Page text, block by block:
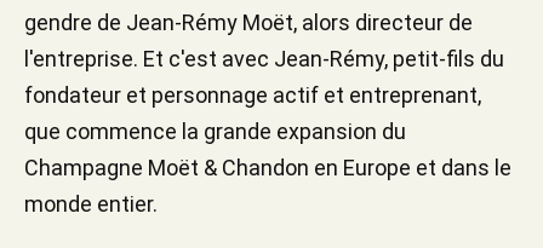
gendre de Jean-Rémy Moët, alors directeur de
l'entreprise. Et c'est avec Jean-Rémy, petit-fils du
fondateur et personnage actif et entreprenant,
que commence la grande expansion du
Champagne Moët & Chandon en Europe et dans le
monde entier.